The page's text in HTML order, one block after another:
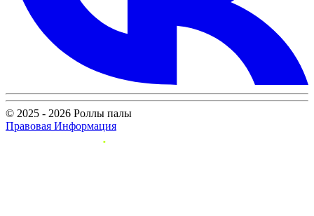
© 2025 - 2026 Роллы палы
Правовая Информация